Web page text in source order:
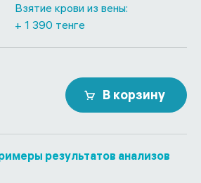
Взятие крови из вены:
+ 1 390 тенге
В корзину
результатов анализов